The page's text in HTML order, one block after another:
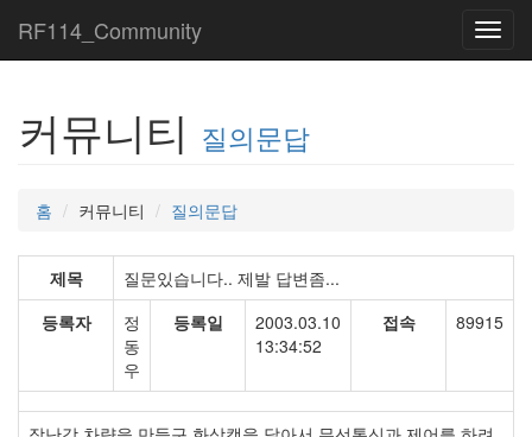
RF114_Community
커뮤니티 질의문답
홈 커뮤니티 질의문답
제목
질문있습니다.. 제발 답변좀...
등록자
정
동
우
등록일
2003.03.10
13:34:52
접속 89915